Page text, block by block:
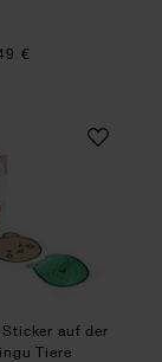
€
Animals
Paper Poetry
auf der
Tiere